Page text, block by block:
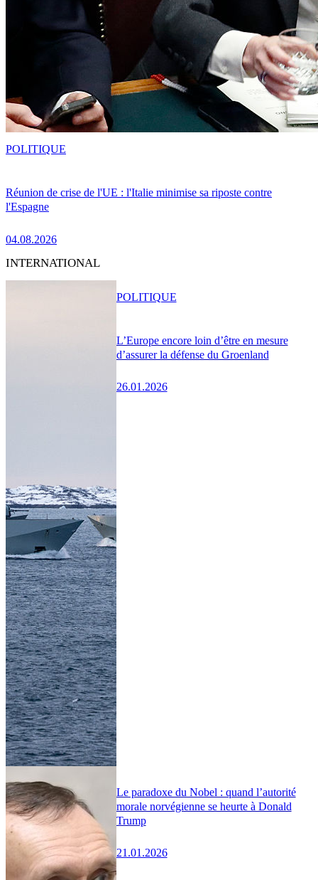
Réunion de crise de l'UE : l'Italie minimise sa riposte contre
l'Espagne
04.08.2026
POLITIQUE
INTERNATIONAL
L’Europe encore loin d’être en mesure
d’assurer la défense du Groenland
26.01.2026
POLITIQUE
Le paradoxe du Nobel : quand l’autorité
morale norvégienne se heurte à Donald
Trump
21.01.2026